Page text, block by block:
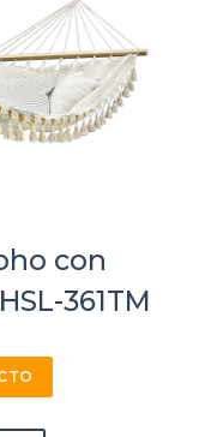
con
361TM